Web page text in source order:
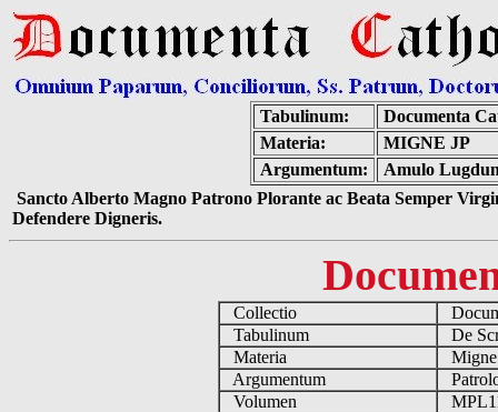
Tabulinum:
Documenta
Materia:
MIGNE JP
Argumentum:
Amulo
Sancto Alberto Magno Patrono Plorante ac Beata Semper
Defendere Digneris.
Collectio
Tabulinum
De
Materia
Argumentum
Volumen